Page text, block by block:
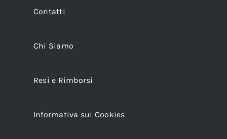
Contatti
Chi Siamo
Resi e Rimborsi
Informativa sui Cookies